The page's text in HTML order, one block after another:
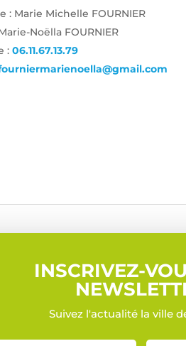
: Marie Michelle FOURNIER
Noëlla FOURNIER
: 06.11.67.13.79
INSCRIVEZ-
Suivez l'actualité la ville